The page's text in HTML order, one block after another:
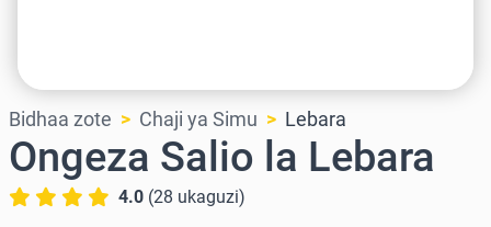
Bidhaa zote Chaji ya Simu Lebara
Ongeza Salio la Lebara
4.0 (28 ukaguzi)